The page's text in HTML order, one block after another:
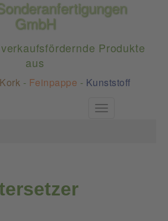
GmbH
Produkte
aus
Kork - Feinpappe - Kunststoff
Toggle